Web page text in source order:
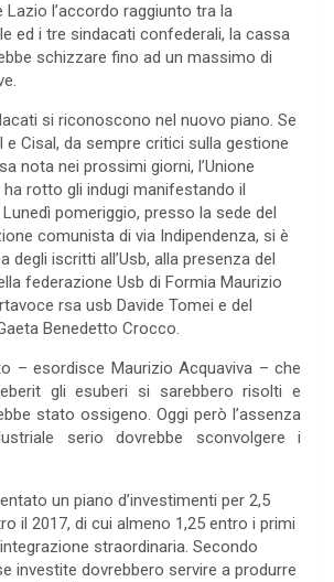
Lazio l’accordo raggiunto tra la
ed i tre sindacati confederali, la cassa
schizzare fino ad un massimo di
si riconoscono nel nuovo piano. Se
e Cisal, da sempre critici sulla gestione
nota nei prossimi giorni, l’Unione
ha rotto gli indugi manifestando il
pomeriggio, presso la sede del
comunista di via Indipendenza, si è
degli iscritti all’Usb, alla presenza del
federazione Usb di Formia Maurizio
rsa usb Davide Tomei e del
Benedetto Crocco.
– esordisce Maurizio Acquaviva – che
gli esuberi si sarebbero risolti e
stato ossigeno. Oggi però l’assenza
serio dovrebbe sconvolgere i
un piano d’investimenti per 2,5
il 2017, di cui almeno 1,25 entro i primi
straordinaria. Secondo
investite dovrebbero servire a produrre